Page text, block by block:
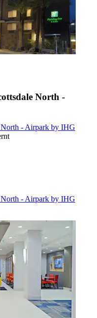
North -
- Airpark by IHG
- Airpark by IHG